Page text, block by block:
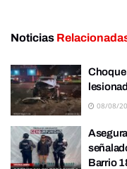
Noticias
Choque
08/08/
Barrio